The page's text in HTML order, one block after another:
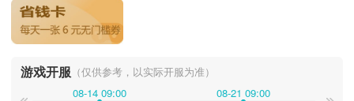
游戏开服 （仅供参考，以实际开服为准）
08-14 09:00
08-21 09:00